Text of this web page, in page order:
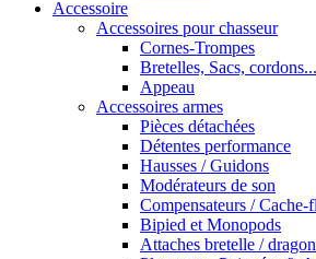
Accessoire
Accessoires pour chasseur
Cornes-Trompes
Bretelles, Sacs, cordons...
Appeau
Accessoires armes
Pièces détachées
Détentes performance
Hausses / Guidons
Modérateurs de son
Compensateurs / Cache-
Bipied et Monopods
Attaches bretelle /